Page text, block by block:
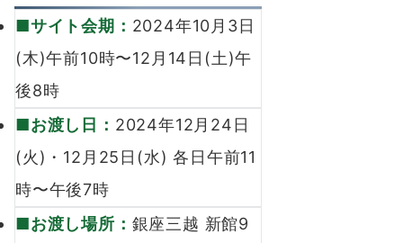
■サイト会期： 2024年10月3日
(木)午前10時〜12月14日(土)午
後8時
■お渡し⽇： 2024年12⽉24⽇
(⽕)・12⽉25日(水) 各⽇午前11
時〜午後7時
■お渡し場所： 銀座三越 新館9